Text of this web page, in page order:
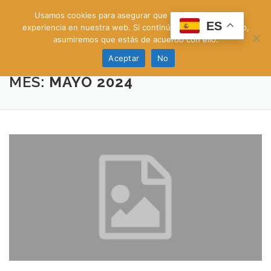
contenido
hotels.abitech.es | 93.169.18.95 | hotel@abitech.es
MES:MAYO 2024
ES
Usamos cookies para asegurar que te damos la mejor
experiencia en nuestra web. Si continúas usando este sitio,
asumiremos que estás de acuerdo con ello.
Aceptar
No